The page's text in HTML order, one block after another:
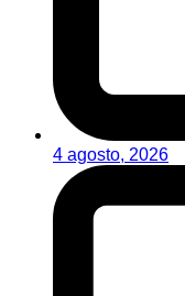
4 agosto, 2026